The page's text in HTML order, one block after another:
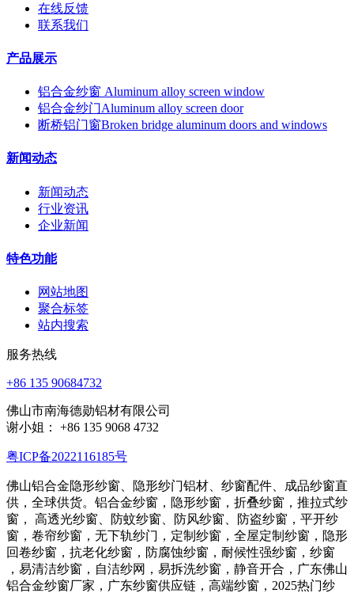
在线反馈
联系我们
产品展示
铝合金纱窗 Aluminum alloy screen window
铝合金纱门Aluminum alloy screen door
断桥铝门窗Broken bridge aluminum doors and windows
新闻动态
新闻动态
行业资讯
企业新闻
特色功能
网站地图
聚合标签
站内搜索
服务热线
+86 135 90684732
佛山市南海德勋铝材有限公司
谢小姐： +86 135 9068 4732
粤ICP备2022116185号
佛山铝合金隐形纱窗、隐形纱门铝材、纱窗配件、成品纱窗直
供，全球供货。铝合金纱窗，隐形纱窗，折叠纱窗，推拉式纱
窗， 高透光纱窗、防蚊纱窗、防风纱窗、防盗纱窗，平开纱
窗，卷帘纱窗，无下轨纱门，定制纱窗，全屋定制纱窗，隐形
回卷纱窗，抗老化纱窗，防腐蚀纱窗，耐候性强纱窗，纱窗
，易清洁纱窗，自洁纱网，易拆洗纱窗，静音开合，广东佛山
铝合金纱窗厂家，广东纱窗供应链，高端纱窗，2025热门纱